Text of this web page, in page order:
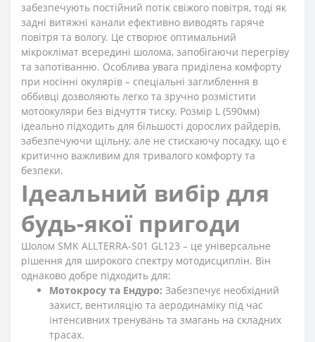
забезпечують постійний потік свіжого повітря, тоді як
задні витяжні канали ефективно виводять гаряче
повітря та вологу. Це створює оптимальний
мікроклімат всередині шолома, запобігаючи перегріву
та запотіванню. Особлива увага приділена комфорту
при носінні окулярів – спеціальні заглиблення в
оббивці дозволяють легко та зручно розмістити
мотоокуляри без відчуття тиску. Розмір L (590мм)
ідеально підходить для більшості дорослих райдерів,
забезпечуючи щільну, але не стискаючу посадку, що є
критично важливим для тривалого комфорту та
безпеки.
Ідеальний вибір для
будь-якої пригоди
Шолом SMK ALLTERRA-S01 GL123 – це універсальне
рішення для широкого спектру мотодисциплін. Він
однаково добре підходить для:
Мотокросу та Ендуро: Забезпечує необхідний
захист, вентиляцію та аеродинаміку під час
інтенсивних тренувань та змагань на складних
трасах.